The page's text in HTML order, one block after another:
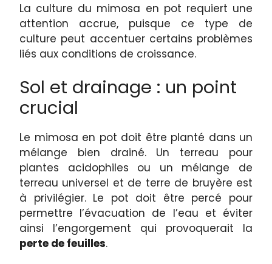
La culture du mimosa en pot requiert une
attention accrue, puisque ce type de
culture peut accentuer certains problèmes
liés aux conditions de croissance.
Sol et drainage : un point
crucial
Le mimosa en pot doit être planté dans un
mélange bien drainé. Un terreau pour
plantes acidophiles ou un mélange de
terreau universel et de terre de bruyère est
à privilégier. Le pot doit être percé pour
permettre l’évacuation de l’eau et éviter
ainsi l’engorgement qui provoquerait la
perte de feuilles.